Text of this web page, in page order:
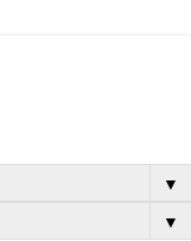
▼
▼